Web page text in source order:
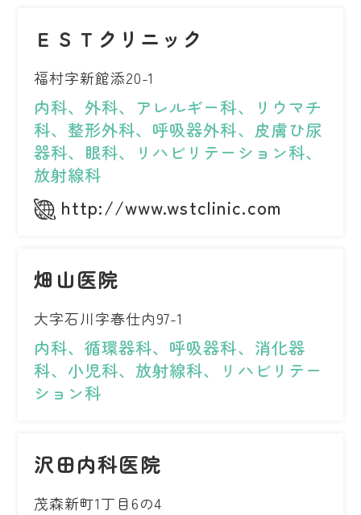
ＥＳＴクリニック
福村字新館添20-1
内科、外科、アレルギー科、リウマチ
科、整形外科、呼吸器外科、皮膚ひ尿
器科、眼科、リハビリテーション科、
放射線科
http://www.wstclinic.com
畑山医院
大字石川字春仕内97-1
内科、循環器科、呼吸器科、消化器
科、小児科、放射線科、リハビリテー
ション科
沢田内科医院
茂森新町1丁目6の4